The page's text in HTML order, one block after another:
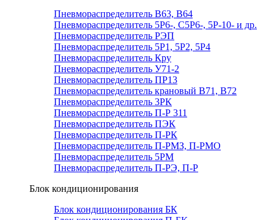
Пневмораспределитель В63, В64
Пневмораспределитель 5Р6-, С5Р6-, 5Р-10- и др.
Пневмораспределитель РЭП
Пневмораспределитель 5Р1, 5Р2, 5Р4
Пневмораспределитель Кру
Пневмораспределитель У71-2
Пневмораспределитель ПР13
Пневмораспределитель крановый В71, В72
Пневмораспределитель 3РК
Пневмораспределитель П-Р 311
Пневмораспределитель ПЭК
Пневмораспределитель П-РК
Пневмораспределитель П-РМЗ, П-РМО
Пневмораспределитель 5РМ
Пневмораспределитель П-РЭ, П-Р
Блок кондиционирования
Блок кондиционирования БК